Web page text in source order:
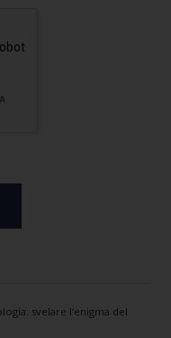
svelare l’enigma del